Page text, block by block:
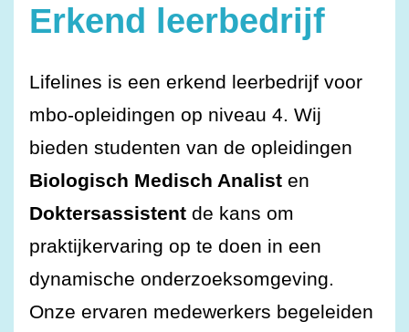
Erkend leerbedrijf
Lifelines is een erkend leerbedrijf voor
mbo-opleidingen op niveau 4. Wij
bieden studenten van de opleidingen
Biologisch Medisch Analist en
Doktersassistentde kans om
praktijkervaring op te doen in een
dynamische onderzoeksomgeving.
Onze ervaren medewerkers begeleiden